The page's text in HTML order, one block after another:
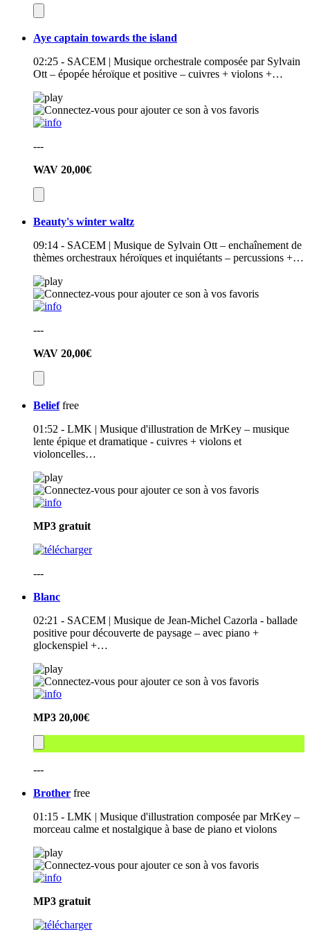
Aye captain towards the island
02:25 - SACEM | Musique orchestrale composée par Sylvain
Ott – épopée héroïque et positive – cuivres + violons +…
---
WAV 20,00€
Beauty's winter waltz
09:14 - SACEM | Musique de Sylvain Ott – enchaînement de
thèmes orchestraux héroïques et inquiétants – percussions +…
---
WAV 20,00€
Belief free
01:52 - LMK | Musique d'illustration de MrKey – musique
lente épique et dramatique - cuivres + violons et
violoncelles…
MP3 gratuit
---
Blanc
02:21 - SACEM | Musique de Jean-Michel Cazorla - ballade
positive pour découverte de paysage – avec piano +
glockenspiel +…
MP3 20,00€
---
Brother free
01:15 - LMK | Musique d'illustration composée par MrKey –
morceau calme et nostalgique à base de piano et violons
MP3 gratuit